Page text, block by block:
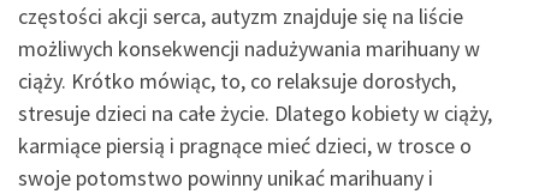
częstości akcji serca, autyzm znajduje się na liście
możliwych konsekwencji nadużywania marihuany w
ciąży. Krótko mówiąc, to, co relaksuje dorosłych,
stresuje dzieci na całe życie. Dlatego kobiety w ciąży,
karmiące piersią i pragnące mieć dzieci, w trosce o
swoje potomstwo powinny unikać marihuany i